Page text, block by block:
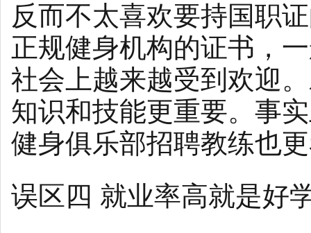
反而不太喜欢要持国职
正规健身机构的证书，
社会上越来越受到欢迎
知识和技能更重要。事
健身俱乐部招聘教练也
误区四 就业率高就是好